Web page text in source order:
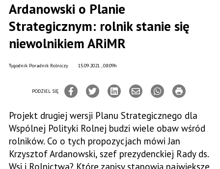
Ardanowski o Planie
Strategicznym: rolnik stanie się
niewolnikiem ARiMR
15.09.2021., 08:09h
Tygodnik Poradnik Rolniczy
PODZIEL SIĘ
Projekt drugiej wersji Planu Strategicznego dla
Wspólnej Polityki Rolnej budzi wiele obaw wśród
rolników. Co o tych propozycjach mówi Jan
Krzysztof Ardanowski, szef prezydenckiej Rady ds.
Wsi i Rolnictwa? Które zapisy stanowią największe